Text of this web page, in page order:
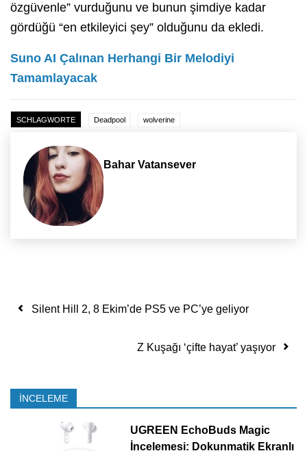
özgüvenle” vurduğunu ve bunun şimdiye kadar
gördüğü “en etkileyici şey” olduğunu da ekledi.
Suno AI Çalınan Herhangi Bir Melodiyi
Tamamlayacak
SCHLAGWORTE Deadpool wolverine
Bahar Vatansever
Yazı dolaşımı
Silent Hill 2, 8 Ekim’de PS5 ve PC’ye geliyor
Z Kuşağı ‘çifte hayat’ yaşıyor
İNCELEME
UGREEN EchoBuds Magic
İncelemesi: Dokunmatik Ekranlı